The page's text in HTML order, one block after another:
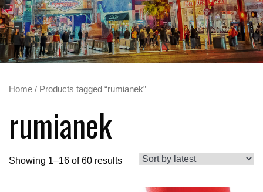
Home / Products tagged “rumianek”
rumianek
Showing 1–16 of 60 results